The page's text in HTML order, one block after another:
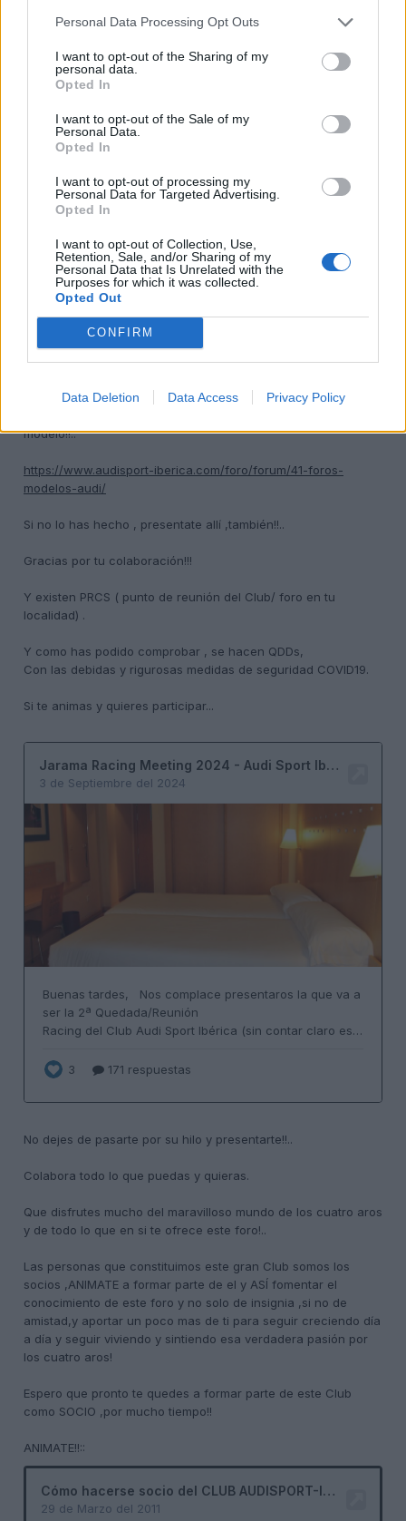
Personal Data Processing Opt Outs
I want to opt-out of the Sharing of my
personal data.
Opted In
I want to opt-out of the Sale of my
Personal Data.
Opted In
I want to opt-out of processing my
Personal Data for Targeted Advertising.
Opted In
I want to opt-out of Collection, Use,
Retention, Sale, and/or Sharing of my
Personal Data that Is Unrelated with the
Purposes for which it was collected.
Opted Out
CONFIRM
Data Deletion Data Access Privacy Policy
http://www.audisport-iberica.com/foro/topic/258175-nuevo-
Enhorabuena por tu
decisión de unirte a nosotros!!!,Gracias
por compartir experiencias!!!! Gracias por estar aquí con
Enhorabuena por esa adquisición!!!.....Gracias por dar este
paso!!
Y este será tu foro,a tu alcance,con la información ilimitada
que se pueda disponer!!..
puedas aportar de tu parte!!!
GRACIAS por esa fotaza!!! Precioso cochazo!!!Que lo disfrutes
y te dé muuuchas alegrías!!!
Y existe ,como has podido comprobar,un subforo especifico
para ese cochazo, ahi encontraras todos esos cambios que
informarte ,están ahí ,y te ayudarán en
todo lo que necesites
modelo!!..
https://www.audisport-iberica.com/foro/forum/41-foros-
modelos-audi/
Si no lo has hecho , presentate allí ,también!!..
Gracias por tu colaboración!!!
Y existen PRCS ( punto de reunión del Club/ foro en tu
localidad) .
Y como has podido comprobar , se hacen QDDs,
Con las debidas y rigurosas medidas de seguridad COVID19.
Si te animas y quieres participar...
No dejes de pasarte por su hilo y presentarte!!..
Colabora todo lo que puedas y quieras.
Que disfrutes mucho del maravilloso mundo de los cuatro aros
y de todo lo que en si te ofrece este foro!..
Las personas que constituimos este gran Club somos los
socios ,ANIMATE a formar parte de el y ASÍ fomentar el
conocimiento de este foro y no solo de insignia ,si no de
amistad,y aportar un poco mas de ti para seguir creciendo día
a día y seguir viviendo y sintiendo esa verdadera pasión por
los cuatro aros!
Espero que pronto te quedes a formar parte de este Club
como SOCIO ,por mucho tiempo!!
ANIMATE!!::